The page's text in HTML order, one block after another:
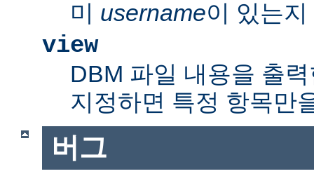
미 username이 있는
view
DBM 파일 내용을 출
지정하면 특정 항목만
버그